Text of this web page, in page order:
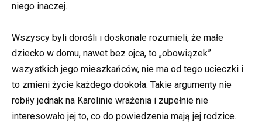
niego inaczej.
Wszyscy byli dorośli i doskonale rozumieli, że małe
dziecko w domu, nawet bez ojca, to „obowiązek”
wszystkich jego mieszkańców, nie ma od tego ucieczki i
to zmieni życie każdego dookoła. Takie argumenty nie
robiły jednak na Karolinie wrażenia i zupełnie nie
interesowało jej to, co do powiedzenia mają jej rodzice.